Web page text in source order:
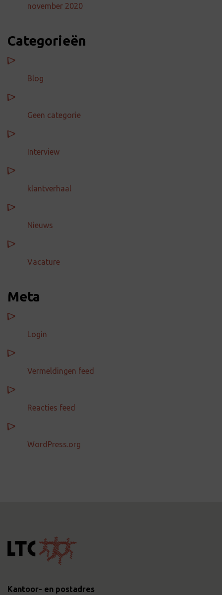
november 2020
Categorieën
Blog
Geen categorie
Interview
klantverhaal
Nieuws
Vacature
Meta
Login
Vermeldingen feed
Reacties feed
WordPress.org
Kantoor- en postadres